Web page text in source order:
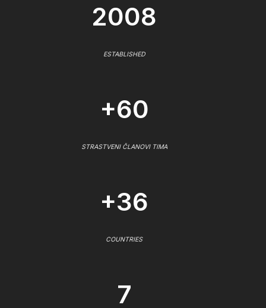
2008
ESTABLISHED
+60
STRASTVENI ČLANOVI TIMA
+36
COUNTRIES
7